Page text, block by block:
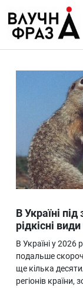
содержимому
Життя
Лайфстайл
Людина
Ukraine
Про нас
В Україні
рідкісні
В Україні у 2026
подальше
ще кілька
регіонів країни,